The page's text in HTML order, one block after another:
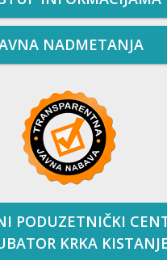
NADMETANJA
PODUZETNIČKI
KRKA